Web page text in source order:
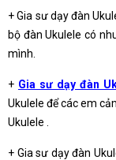
+ Gia sư dạy đàn
bộ đàn Ukulele có
mình.
+ Gia sư dạy đàn
Ukulele để các em
Ukulele .
+ Gia sư dạy đàn